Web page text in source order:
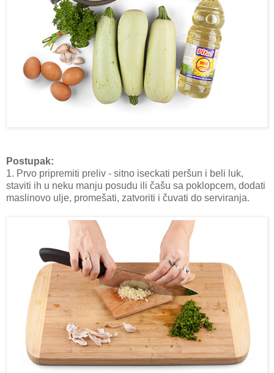
Postupak:
1. Prvo pripremiti preliv - sitno iseckati peršun i beli luk,
staviti ih u neku manju posudu ili čašu sa poklopcem, dodati
maslinovo ulje, promešati, zatvoriti i čuvati do serviranja.